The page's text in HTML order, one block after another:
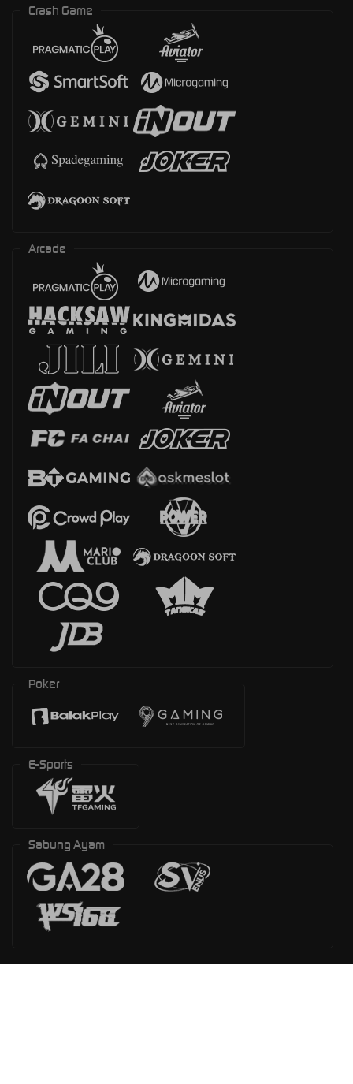
Crash Game
Arcade
Poker
E-Sports
Sabung Ayam